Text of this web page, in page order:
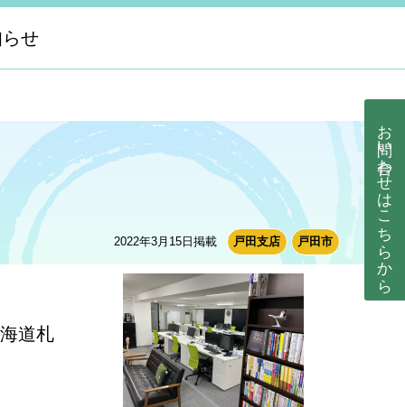
せ
2022年3月15日掲載 戸田支店 戸田市
道札
お問い合わせ
はこちらから